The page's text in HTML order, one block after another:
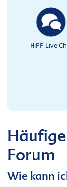
HiPP Live
Forum
Wie kann